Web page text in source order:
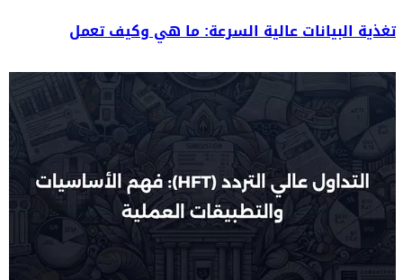
تغذية البيانات عالية السرعة: ما هي وكيف تعمل